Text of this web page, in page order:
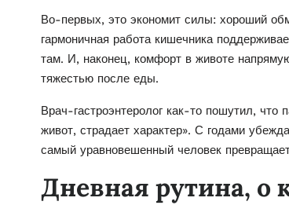
Во-первых, это экономит силы: хороший
гармоничная работа кишечника
там. И, наконец, комфорт в животе
тяжестью после еды.
Врач-гастроэнтеролог как-то пошутил,
живот, страдает характер». С годами
самый уравновешенный человек
Дневная рутина, о